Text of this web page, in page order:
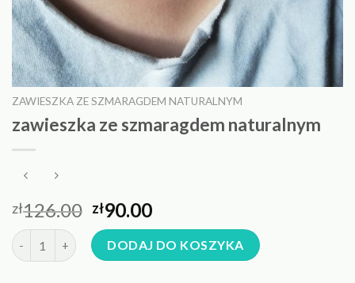
ZAWIESZKA ZE SZMARAGDEM NATURALNYM
zawieszka ze szmaragdem naturalnym
zł126.00 zł90.00
ilość zawieszka ze szmaragdem naturalnym
DODAJ DO KOSZYKA